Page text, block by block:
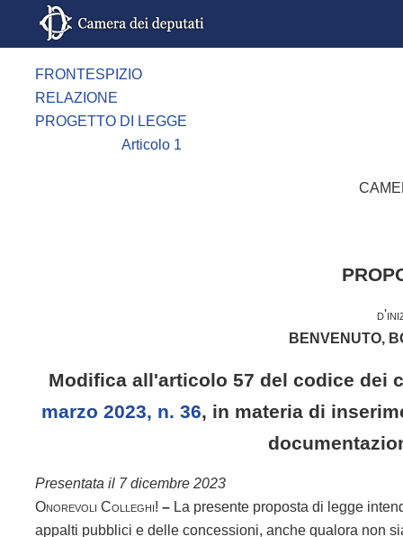
FRONTESPIZIO
RELAZIONE
PROGETTO DI LEGGE
Articolo 1
BENVENUTO,
Modifica all'articolo 57 del codice dei
marzo 2023, n. 36, in materia di
Presentata il 7 dicembre 2023
Onorevoli Colleghi! – La presente proposta di legge
appalti pubblici e delle concessioni, anche qualora non